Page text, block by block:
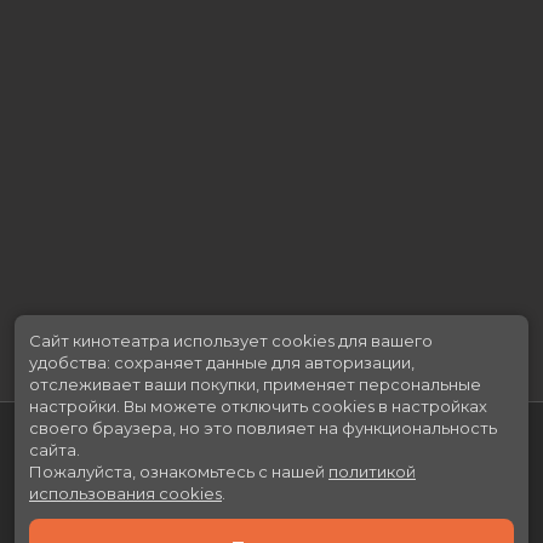
Сайт кинотеатра использует cookies для вашего
удобства: сохраняет данные для авторизации,
отслеживает ваши покупки, применяет персональные
настройки. Вы можете отключить cookies в настройках
своего браузера, но это повлияет на функциональность
сайта.
Пожалуйста, ознакомьтесь с нашей политикой
использования cookies